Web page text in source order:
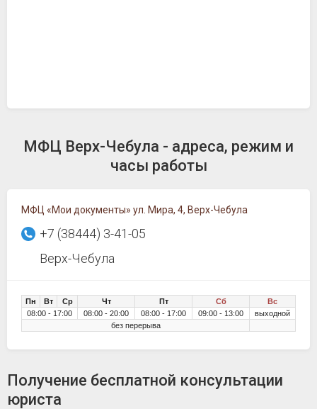
МФЦ Верх-Чебула - адреса, режим и
часы работы
МФЦ «Мои документы» ул. Мира, 4, Верх-Чебула
+7 (38444) 3-41-05
Верх-Чебула
Пн Вт Ср Чт Пт Сб
Вс
08:00 - 17:00
08:00 - 20:00 08:00 - 17:00 09:00 - 13:00
выходной
без перерыва
Получение бесплатной консультации
юриста